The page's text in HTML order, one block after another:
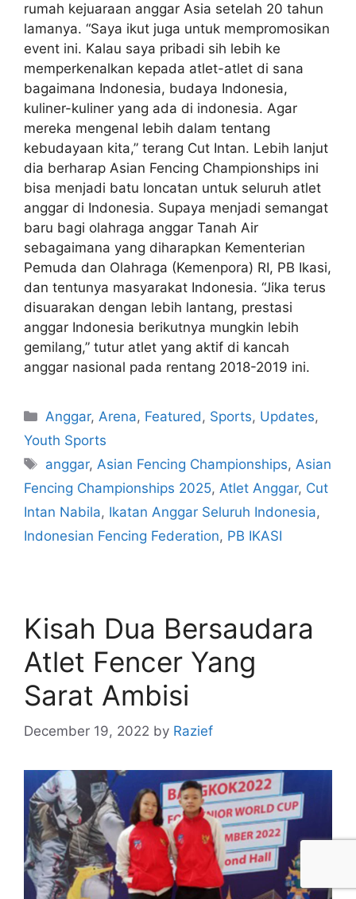
rumah kejuaraan anggar Asia setelah 20 tahun
lamanya. “Saya ikut juga untuk mempromosikan
event ini. Kalau saya pribadi sih lebih ke
memperkenalkan kepada atlet-atlet di sana
bagaimana Indonesia, budaya Indonesia,
kuliner-kuliner yang ada di indonesia. Agar
mereka mengenal lebih dalam tentang
kebudayaan kita,” terang Cut Intan. Lebih lanjut
dia berharap Asian Fencing Championships ini
bisa menjadi batu loncatan untuk seluruh atlet
anggar di Indonesia. Supaya menjadi semangat
baru bagi olahraga anggar Tanah Air
sebagaimana yang diharapkan Kementerian
Pemuda dan Olahraga (Kemenpora) RI, PB Ikasi,
dan tentunya masyarakat Indonesia. “Jika terus
disuarakan dengan lebih lantang, prestasi
anggar Indonesia berikutnya mungkin lebih
gemilang,” tutur atlet yang aktif di kancah
anggar nasional pada rentang 2018-2019 ini.
Anggar,Arena, Featured, Sports, Updates,
Youth Sports
anggar,Asian Fencing Championships,Asian
Fencing Championships 2025, Atlet Anggar, Cut
Intan Nabila, Ikatan Anggar Seluruh Indonesia,
Indonesian Fencing Federation, PB IKASI
Kisah Dua Bersaudara
Atlet Fencer Yang
Sarat Ambisi
December 19, 2022 by Razief